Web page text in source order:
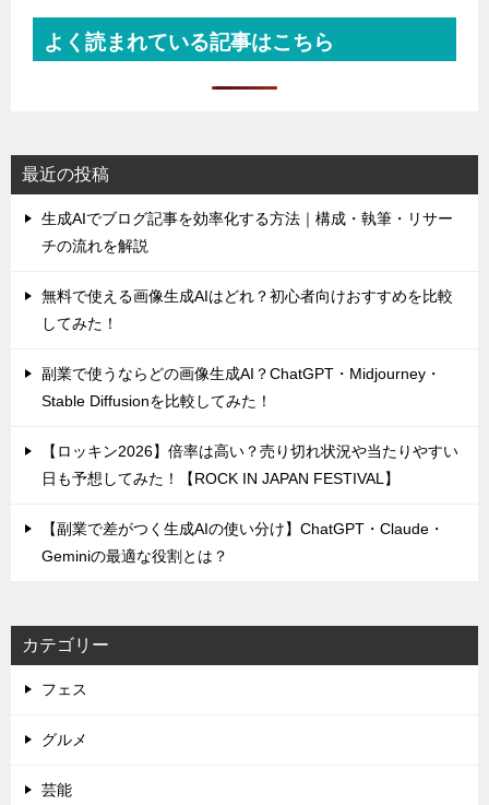
よく読まれている記事はこちら
最近の投稿
生成AIでブログ記事を効率化する方法｜構成・執筆・リサー
チの流れを解説
無料で使える画像生成AIはどれ？初心者向けおすすめを比較
してみた！
副業で使うならどの画像生成AI？ChatGPT・Midjourney・
Stable Diffusionを比較してみた！
【ロッキン2026】倍率は高い？売り切れ状況や当たりやすい
日も予想してみた！【ROCK IN JAPAN FESTIVAL】
【副業で差がつく生成AIの使い分け】ChatGPT・Claude・
Geminiの最適な役割とは？
カテゴリー
フェス
グルメ
芸能